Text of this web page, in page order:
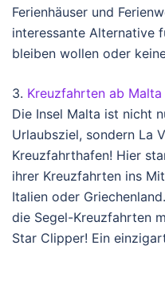
Ferienhäuser und
interessante Alternative
bleiben wollen oder
3. Kreuzfahrten ab Malta
Die Insel Malta ist nicht
Urlaubsziel, sondern La
Kreuzfahrthafen! Hier
ihrer Kreuzfahrten ins
Italien oder
die Segel-Kreuzfahrten
Star Clipper! Ein